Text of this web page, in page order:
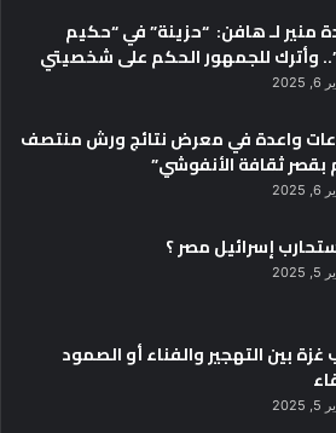
منير لـ هافن: “حزينة” في “حكيم
وأترك للجمهور الحكم على شخصيتي
واعدة في معرض نتائج ورش منتصف
بقصر ثقافة الأنفوشي”
إسرائيل مصر ؟
بين التهجير والفناء أو الصمود